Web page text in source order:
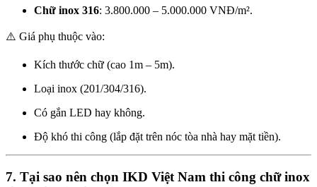
Chữ inox 316: 3.800.000 – 5.000.000 VNĐ/m².
⚠️ Giá phụ thuộc vào:
Kích thước chữ (cao 1m – 5m).
Loại inox (201/304/316).
Có gắn LED hay không.
Độ khó thi công (lắp đặt trên nóc tòa nhà hay mặt tiền).
7. Tại sao nên chọn IKD Việt Nam thi công chữ inox